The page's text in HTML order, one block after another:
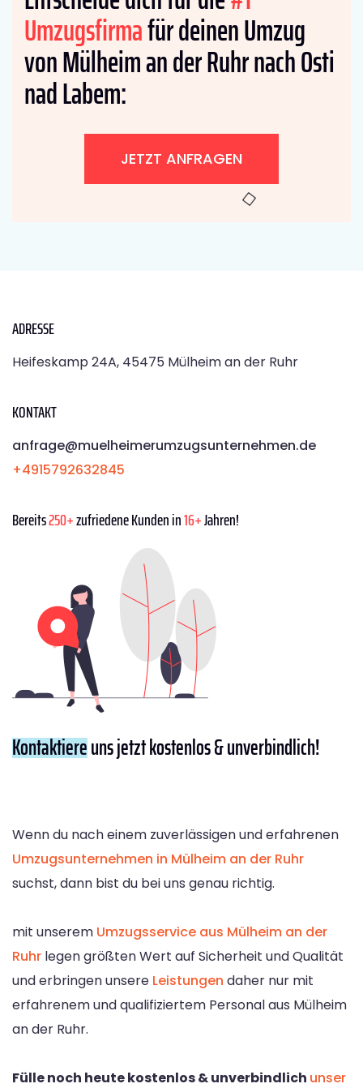
Umzugsfirmafür deinen Umzug
von Mülheim an der Ruhr nach Osti
nad Labem:
JETZT ANFRAGEN
ADRESSE
Heifeskamp 24A, 45475 Mülheim an der Ruhr
KONTAKT
anfrage@muelheimerumzugsunternehmen.de
+4915792632845
Bereits250+zufriedene Kunden in16+Jahren!
Kontaktiereuns jetzt kostenlos & unverbindlich!
Wenn du nach einem zuverlässigen und erfahrenen
Umzugsunternehmen in Mülheim an der Ruhr
suchst, dann bist du bei uns genau richtig.
mit unserem Umzugsservice aus Mülheim an der
Ruhr legen größten Wert auf Sicherheit und Qualität
und erbringen unsere Leistungen daher nur mit
erfahrenem und qualifiziertem Personal aus Mülheim
an der Ruhr.
Fülle noch heute kostenlos & unverbindlich unser